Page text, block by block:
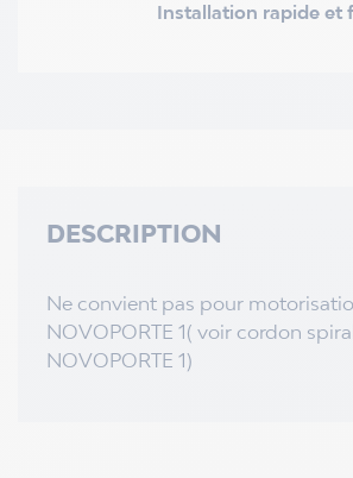
Installation rapide et
DESCRIPTION
Ne convient pas pour
NOVOPORTE 1( voir cordon
NOVOPORTE 1)